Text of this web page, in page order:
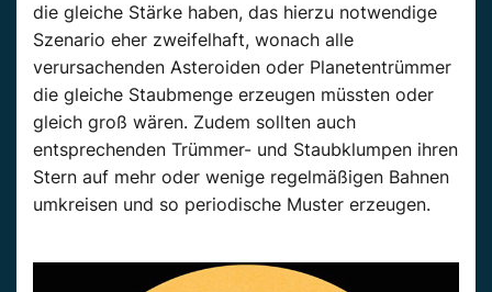
die gleiche Stärke haben, das hierzu notwendige
Szenario eher zweifelhaft, wonach alle
verursachenden Asteroiden oder Planetentrümmer
die gleiche Staubmenge erzeugen müssten oder
gleich groß wären. Zudem sollten auch
entsprechenden Trümmer- und Staubklumpen ihren
Stern auf mehr oder wenige regelmäßigen Bahnen
umkreisen und so periodische Muster erzeugen.